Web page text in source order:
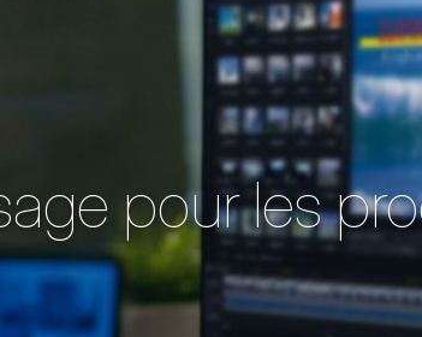
pour les